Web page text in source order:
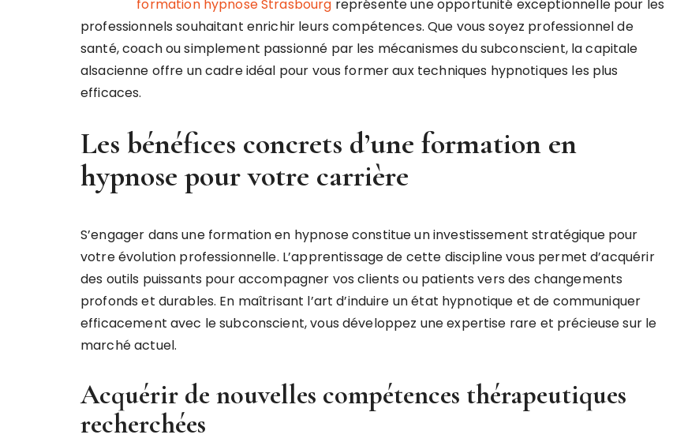
formation hypnose Strasbourg représente une opportunité exceptionnelle pour les
professionnels souhaitant enrichir leurs compétences. Que vous soyez professionnel de
santé, coach ou simplement passionné par les mécanismes du subconscient, la capitale
alsacienne offre un cadre idéal pour vous former aux techniques hypnotiques les plus
efficaces.
Les bénéfices concrets d’une formation en
hypnose pour votre carrière
S’engager dans une formation en hypnose constitue un investissement stratégique pour
votre évolution professionnelle. L’apprentissage de cette discipline vous permet d’acquérir
des outils puissants pour accompagner vos clients ou patients vers des changements
profonds et durables. En maîtrisant l’art d’induire un état hypnotique et de communiquer
efficacement avec le subconscient, vous développez une expertise rare et précieuse sur le
marché actuel.
Acquérir de nouvelles compétences thérapeutiques
recherchées